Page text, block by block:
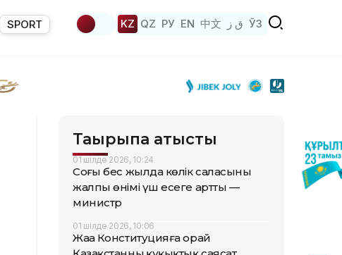
SPORT KZ QZ РУ EN 中文 ق ز ЎЗ
Тақырыпқа қатысты
01 шілде 2026, 10:24
Соңғы бес жылда көлік саласының
жалпы өнімі үш есеге артты —
министр
01 шілде 2026, 10:06
Жаңа Конституцияға орай